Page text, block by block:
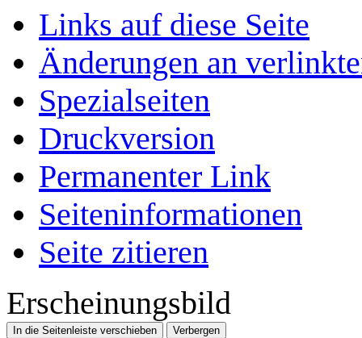
Links auf diese Seite
Änderungen an
Spezialseiten
Druckversion
Permanenter Link
Seiten­­informationen
Seite zitieren
Erscheinungsbild
In die Seitenleiste verschieben Verbergen